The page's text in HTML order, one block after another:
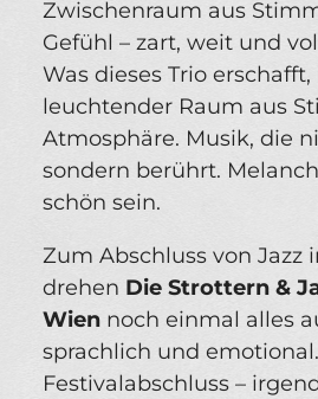
Zwischenraum aus
Gefühl – zart, weit und
Was dieses Trio erschafft,
leuchtender Raum aus
Atmosphäre. Musik, die
sondern berührt.
schön sein.
Zum Abschluss von Jazz
drehen Die Strottern &
Wien noch einmal alles
sprachlich und
Festivalabschluss –